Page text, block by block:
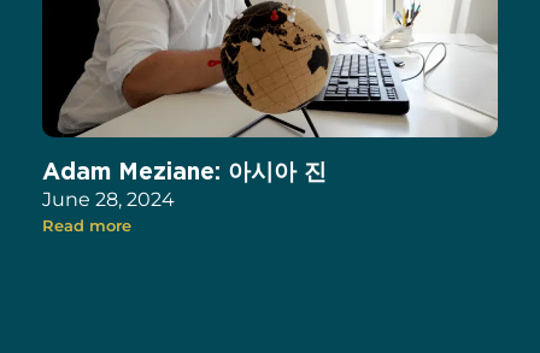
Adam Meziane: 아시아 진
June 28, 2024
Read more